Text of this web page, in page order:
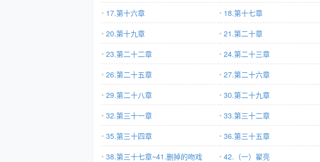
17.第十六章
18.第十七章
20.第十九章
21.第二十章
23.第二十二章
24.第二十三章
26.第二十五章
27.第二十六章
29.第二十八章
30.第二十九章
32.第三十一章
33.第三十二章
35.第三十四章
36.第三十五章
38.第三十七章~41.删掉的吻戏
42.（一）翟亮